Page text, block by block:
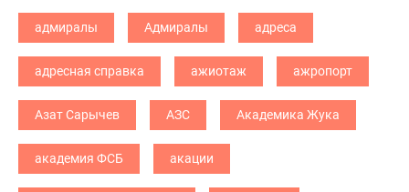
адмиралы Адмиралы адреса
адресная справка ажиотаж ажропорт
Азат Сарычев АЗС Академика Жука
академия ФСБ акации